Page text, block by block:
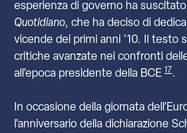
esperienza di governo ha
Quotidiano, che ha deciso di
vicende dei primi anni ’10. Il testo
critiche avanzate nei confronti
all’epoca presidente della BCE 17.
In occasione della giornata
l’anniversario della dichiarazione